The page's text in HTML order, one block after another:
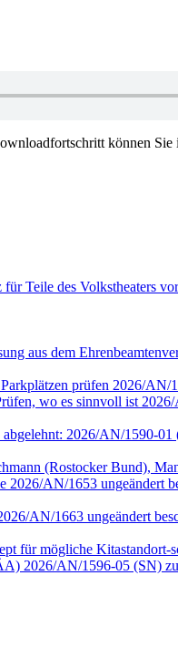
können
Teile des Volkstheaters
aus dem
prüfen 2026/
wo es sinnvoll ist
2026/AN/1590-01
(Rostocker Bund),
AN/1653 ungeändert
AN/1663 ungeändert
für mögliche Kitastandort-
2026/AN/1596-05 (SN)